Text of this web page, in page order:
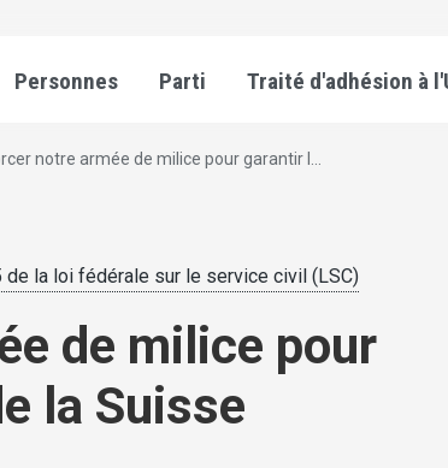
Personnes Parti Traité d'adhésion à
notre armée de milice pour garantir l...
la loi fédérale sur le service civil (LSC)
de milice pour
la Suisse